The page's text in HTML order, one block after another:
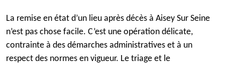
La remise en état d’un lieu après décès à Aisey Sur Seine
n’est pas chose facile. C’est une opération délicate,
contrainte à des démarches administratives et à un
respect des normes en vigueur. Le triage et le